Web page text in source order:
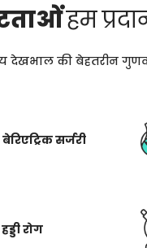
हम
देखभाल की बेहतरीन
बेरिएट्रिक सर्जरी
हड्डी रोग